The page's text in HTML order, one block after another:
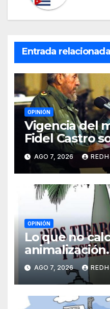
Entrada relacionada
OPINIÓN
Vigencia del
Fidel Castro
del liderazgo
Por Jorge Luís
AGO 7, 2026
OPINIÓN
Lo que no
Fernández de
AGO 7, 2026